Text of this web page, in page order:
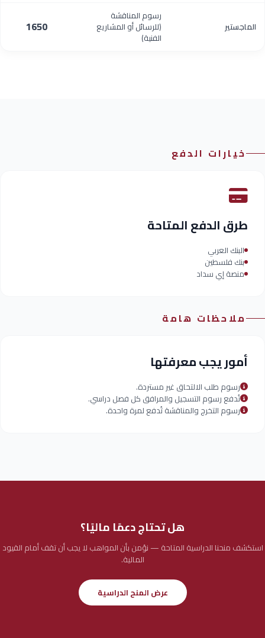
الماجستير
رسوم المناقشة
(للرسائل أو المشاريع
الفنية)
1650
خيارات الدفع
طرق الدفع المتاحة
البنك العربي
بنك فلسطين
منصة إي سداد
ملاحظات هامة
أمور يجب معرفتها
رسوم طلب الالتحاق غير مستردة.
تُدفع رسوم التسجيل والمرافق كل فصل دراسي.
رسوم التخرج والمناقشة تُدفع لمرة واحدة.
هل تحتاج دعمًا ماليًا؟
استكشف منحنا الدراسية المتاحة — نؤمن بأن المواهب لا يجب أن تقف أمام القيود
المالية.
عرض المنح الدراسية